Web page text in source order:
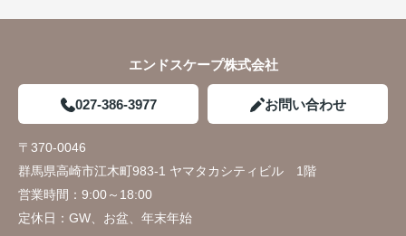
エンドスケープ株式会社
027-386-3977 お問い合わせ
〒370-0046
群馬県高崎市江木町983-1 ヤマタカシティビル 1階
営業時間： 9:00～18:00
定休日： GW、お盆、年末年始